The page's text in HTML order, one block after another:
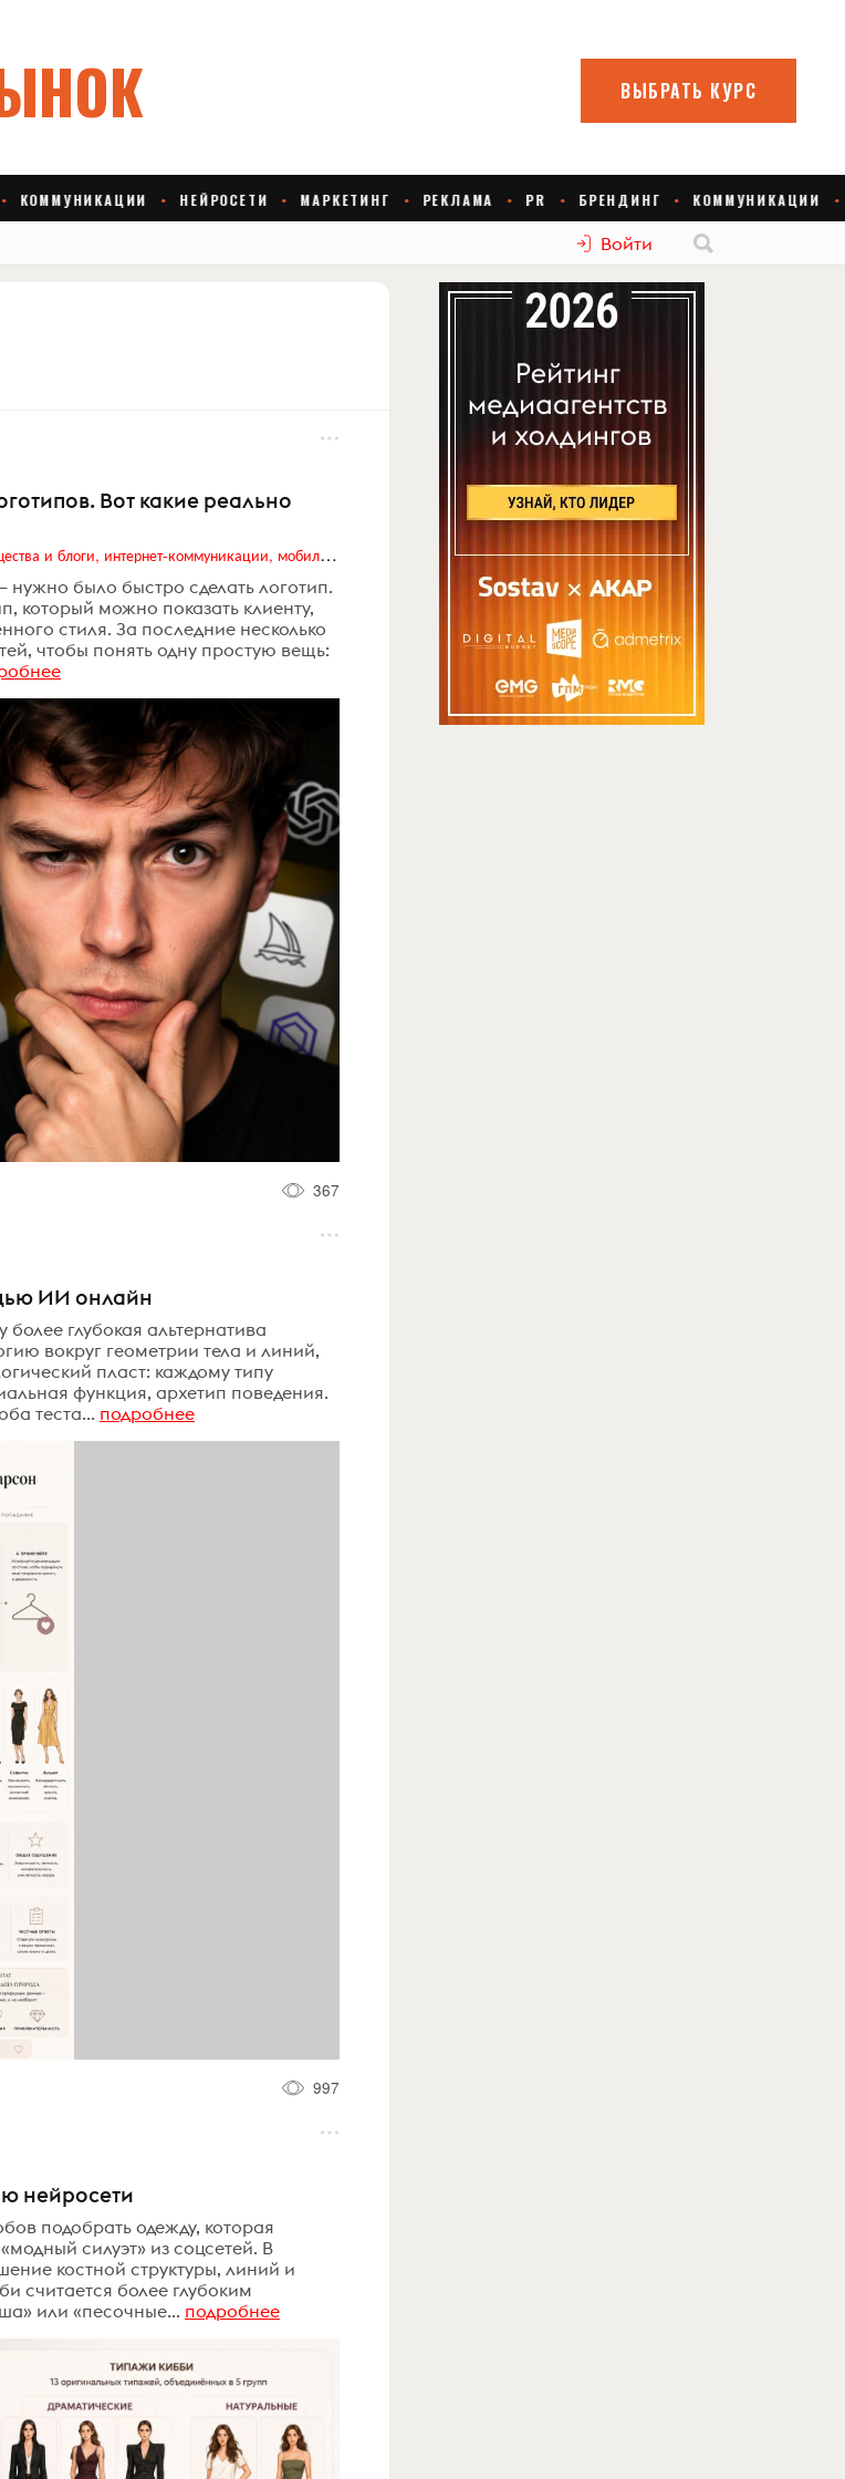
Войти
Вот какие реально
Digital (web-дизайн, интернет-реклама и продвижение, интернет-сообщества и блоги, интернет-коммуникации, мобильный маркетинг, реклама на цифровых экранах)
нужно было быстро сделать логотип.
который можно показать клиенту,
стиля. За последние несколько
чтобы понять одну простую вещь:
367
ИИ онлайн
глубокая альтернатива
вокруг геометрии тела и линий,
пласт: каждому типу
функция, архетип поведения.
теста... подробнее
997
нейросети
подобрать одежду, которая
силуэт» из соцсетей. В
костной структуры, линий и
считается более глубоким
или «песочные... подробнее